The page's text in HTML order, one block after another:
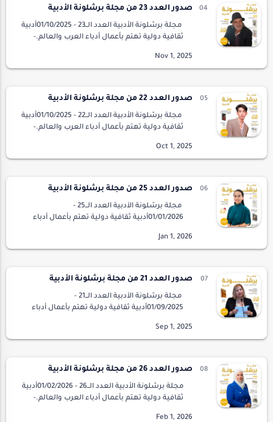
صدور العدد 23 من مجلة برشلونة الأدبية
مجلة برشلونة الأدبية العدد الــ23 - 01/10/2025أدبية
ثقافية دولية تهتم بأعمال أدباء العرب والعالم.-
MagazineIssue 23 - 01/10/…
صدور العدد 22 من مجلة برشلونة الأدبية
مجلة برشلونة الأدبية العدد الــ22 - 01/10/2025أدبية
ثقافية دولية تهتم بأعمال أدباء العرب والعالم.-
MagazineIssue 22 - 01/10/…
صدور العدد 25 من مجلة برشلونة الأدبية
مجلة برشلونة الأدبية العدد الــ25 -
01/01/2026أدبية ثقافية دولية تهتم بأعمال أدباء
Barcelona Literary MagazineIssue 25 - 01/01/…
صدور العدد 21 من مجلة برشلونة الأدبية
مجلة برشلونة الأدبية العدد الــ21 -
01/09/2025أدبية ثقافية دولية تهتم بأعمال أدباء
Barcelona Literary MagazineIssue 21 - 01/09/…
صدور العدد 26 من مجلة برشلونة الأدبية
مجلة برشلونة الأدبية العدد الــ26 - 01/02/2026أدبية
ثقافية دولية تهتم بأعمال أدباء العرب والعالم.-